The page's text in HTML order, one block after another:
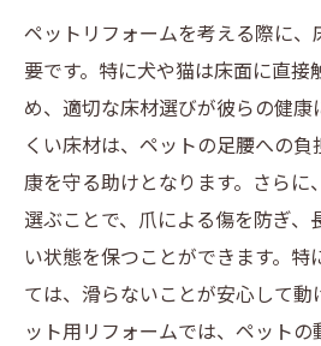
ペットリフォームを考える際に
要です。特に犬や猫は床面に直接
め、適切な床材選びが彼らの健康
くい床材は、ペットの足腰への
康を守る助けとなります。さらに
選ぶことで、爪による傷を防ぎ、
い状態を保つことができます。特
ては、滑らないことが安心して動
ット用リフォームでは、ペットの